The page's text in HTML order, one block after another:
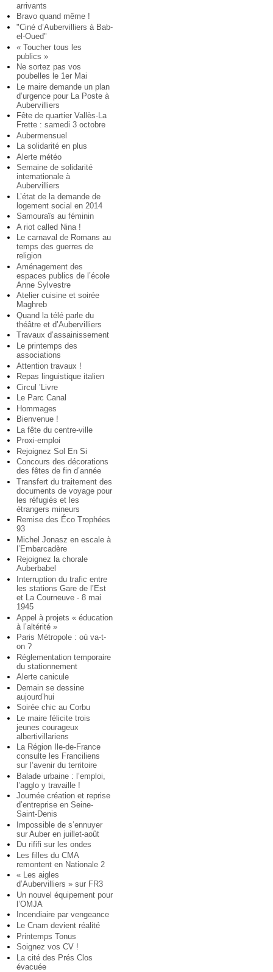
arrivants
Bravo quand même !
"Ciné d’Aubervilliers à Bab-
el-Oued"
« Toucher tous les
publics »
Ne sortez pas vos
poubelles le 1er Mai
Le maire demande un plan
d’urgence pour La Poste à
Aubervilliers
Fête de quartier Vallès-La
Frette : samedi 3 octobre
Aubermensuel
La solidarité en plus
Alerte météo
Semaine de solidarité
internationale à
Aubervilliers
L’état de la demande de
logement social en 2014
Samouraïs au féminin
A riot called Nina !
Le carnaval de Romans au
temps des guerres de
religion
Aménagement des
espaces publics de l’école
Anne Sylvestre
Atelier cuisine et soirée
Maghreb
Quand la télé parle du
théâtre et d’Aubervilliers
Travaux d’assainissement
Le printemps des
associations
Attention travaux !
Repas linguistique italien
Circul ’Livre
Le Parc Canal
Hommages
Bienvenue !
La fête du centre-ville
Proxi-emploi
Rejoignez Sol En Si
Concours des décorations
des fêtes de fin d’année
Transfert du traitement des
documents de voyage pour
les réfugiés et les
étrangers mineurs
Remise des Éco Trophées
93
Michel Jonasz en escale à
l’Embarcadère
Rejoignez la chorale
Auberbabel
Interruption du trafic entre
les stations Gare de l’Est
et La Courneuve - 8 mai
1945
Appel à projets « éducation
à l’altérité »
Paris Métropole : où va-t-
on ?
Réglementation temporaire
du stationnement
Alerte canicule
Demain se dessine
aujourd’hui
Soirée chic au Corbu
Le maire félicite trois
jeunes courageux
albertivillariens
La Région Ile-de-France
consulte les Franciliens
sur l’avenir du territoire
Balade urbaine : l’emploi,
l’agglo y travaille !
Journée création et reprise
d’entreprise en Seine-
Saint-Denis
Impossible de s’ennuyer
sur Auber en juillet-août
Du rififi sur les ondes
Les filles du CMA
remontent en Nationale 2
« Les aigles
d’Aubervilliers » sur FR3
Un nouvel équipement pour
l’OMJA
Incendiaire par vengeance
Le Cnam devient réalité
Printemps Tonus
Soignez vos CV !
La cité des Prés Clos
évacuée